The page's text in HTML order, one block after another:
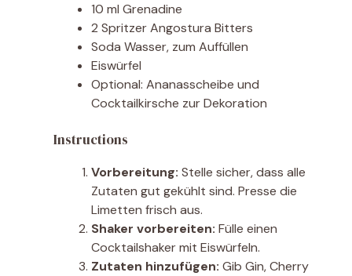
10 ml Grenadine
2 Spritzer Angostura Bitters
Soda Wasser, zum Auffüllen
Eiswürfel
Optional: Ananasscheibe und
Cocktailkirsche zur Dekoration
Instructions
Vorbereitung: Stelle sicher, dass alle
Zutaten gut gekühlt sind. Presse die
Limetten frisch aus.
Shaker vorbereiten: Fülle einen
Cocktailshaker mit Eiswürfeln.
Zutaten hinzufügen: Gib Gin, Cherry